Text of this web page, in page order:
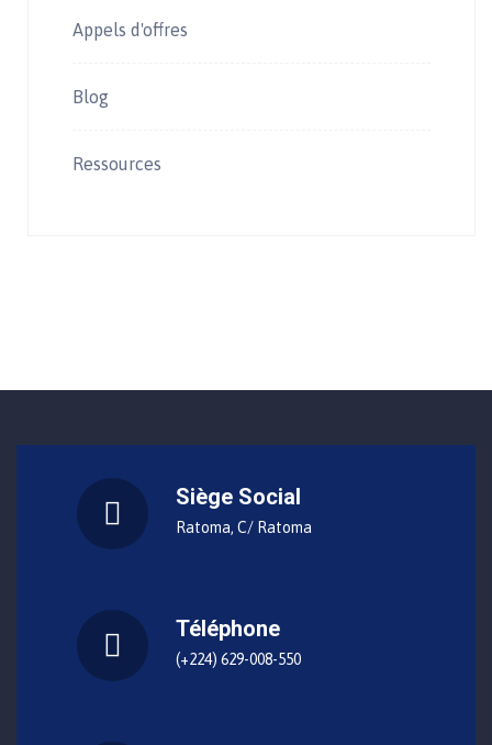
Appels d'offres
Blog
Ressources
Siège Social
Ratoma, C/ Ratoma
Téléphone
(+224) 629-008-550